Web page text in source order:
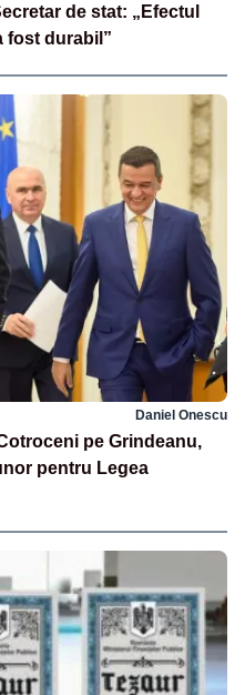
de stat: „Efectul
fost durabil”
Daniel Onescu
pe Grindeanu,
pentru Legea